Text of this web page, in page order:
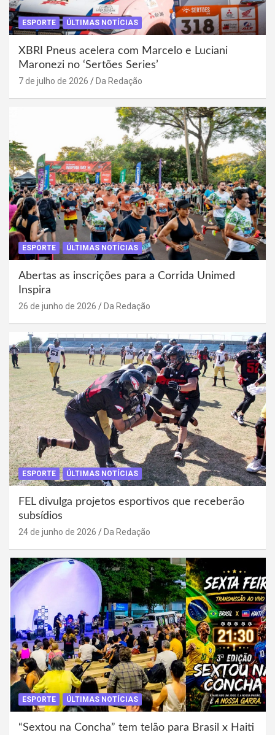
ESPORTE ÚLTIMAS NOTÍCIAS
XBRI Pneus acelera com Marcelo e Luciani
Maronezi no ‘Sertões Series’
7 de julho de 2026 Da Redação
ESPORTE ÚLTIMAS NOTÍCIAS
Abertas as inscrições para a Corrida Unimed
Inspira
26 de junho de 2026 Da Redação
ESPORTE ÚLTIMAS NOTÍCIAS
FEL divulga projetos esportivos que receberão
subsídios
24 de junho de 2026 Da Redação
ESPORTE ÚLTIMAS NOTÍCIAS
“Sextou na Concha” tem telão para Brasil x Haiti